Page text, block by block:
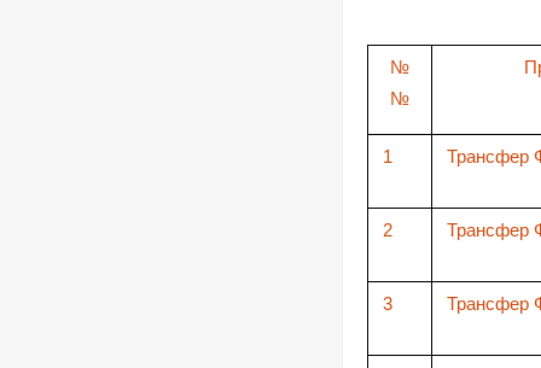
№
№
1 Трансфер
2 Трансфер
3 Трансфер